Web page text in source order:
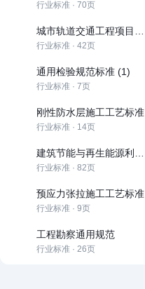
行业标准 · 70页
行业标准 · 42页
通用检验规范标准 (1)
行业标准 · 7页
刚性防水层施工工艺标准
行业标准 · 14页
行业标准 · 82页
预应力张拉施工工艺标准
行业标准 · 9页
工程勘察通用规范
行业标准 · 26页